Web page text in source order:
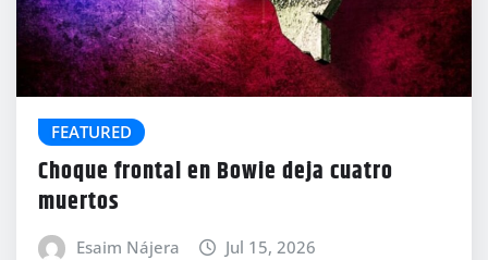
FEATURED
Choque frontal en Bowie deja cuatro
muertos
Esaim Nájera Jul 15, 2026